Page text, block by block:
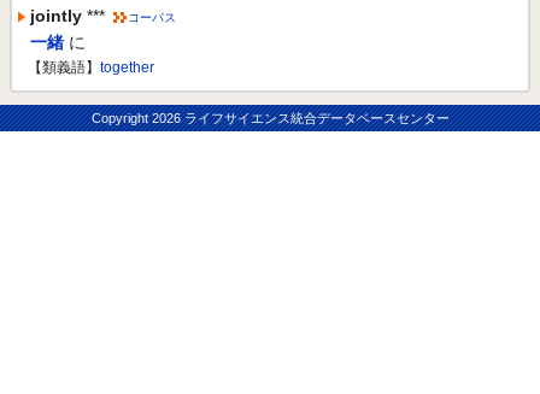
jointly *** コーパス
一緒 に
【類義語】 together
Copyright2026 ライフサイエンス統合データベースセンター